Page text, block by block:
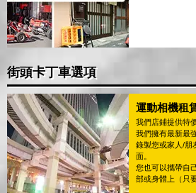
街頭卡丁車選項
運動相機租
我們店鋪提供特
我們擁有最新最
錄製您或家人/朋
面。
您也可以攜帶自
部或身體上（只